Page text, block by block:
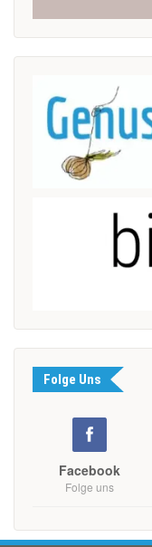
Folge Uns
Facebook
Folge uns